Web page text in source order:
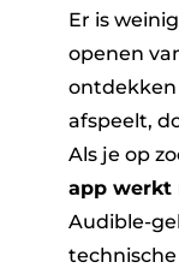
Er is
openen
afspeelt,
Als je op
app werkt
Audible-